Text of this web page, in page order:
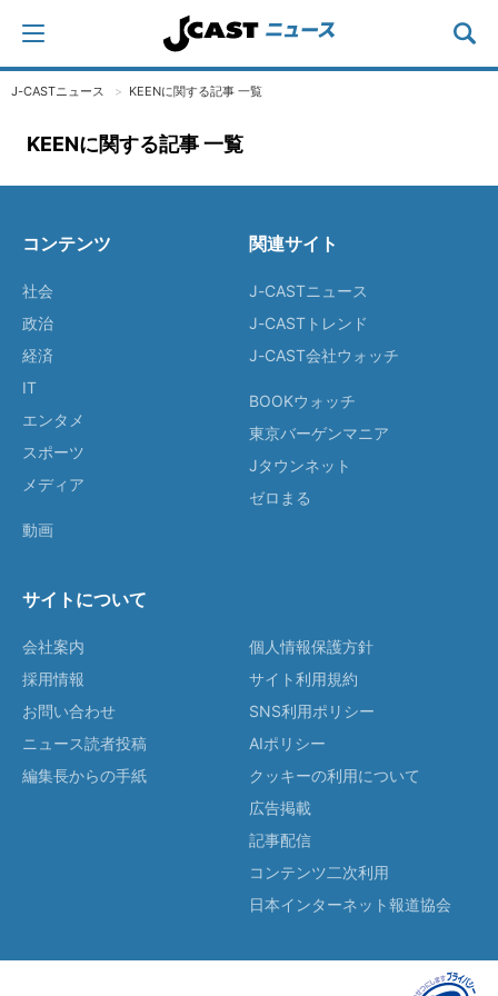
J-CASTニュース KEENに関する記事 一覧
KEENに関する記事 一覧
コンテンツ
社会
政治
経済
IT
エンタメ
スポーツ
メディア
動画
関連サイト
J-CASTニュース
J-CASTトレンド
J-CAST会社ウォッチ
BOOKウォッチ
東京バーゲンマニア
Jタウンネット
ゼロまる
サイトについて
会社案内
採用情報
お問い合わせ
ニュース読者投稿
編集長からの手紙
個人情報保護方針
サイト利用規約
SNS利用ポリシー
AIポリシー
クッキーの利用について
広告掲載
記事配信
コンテンツ二次利用
日本インターネット報道協会